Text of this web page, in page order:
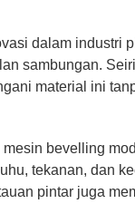
dalam industri
sambungan.
material ini
bevelling
tekanan, dan
pintar juga